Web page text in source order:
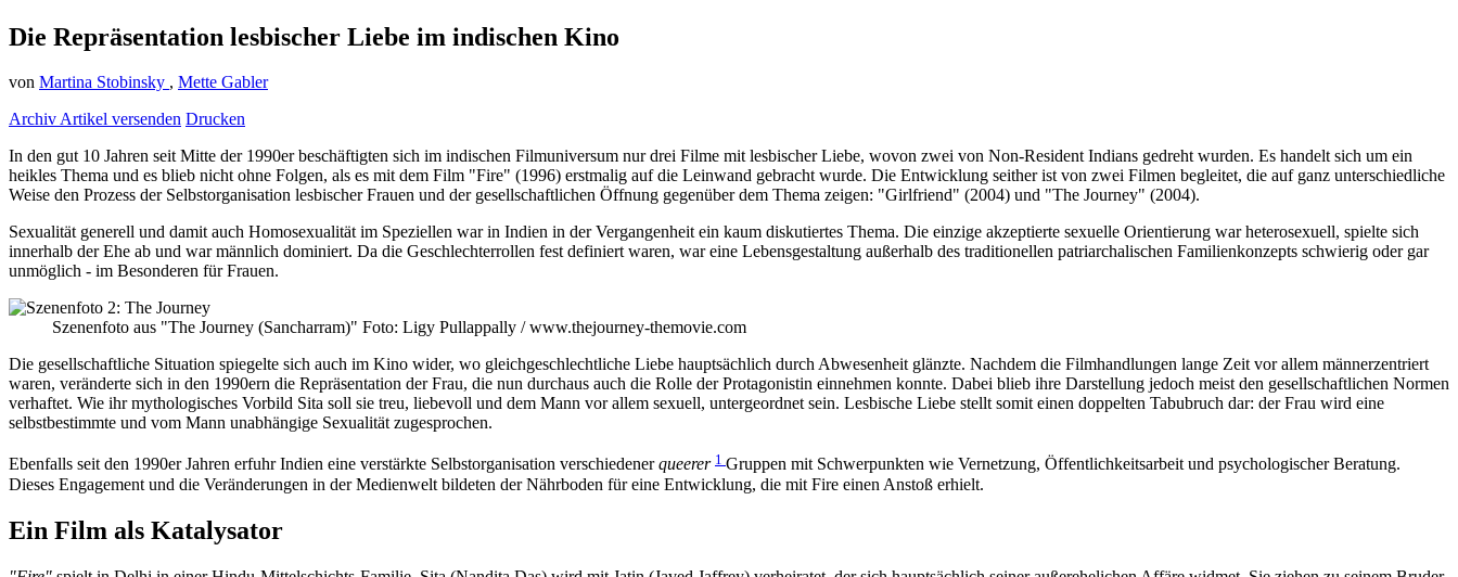
Die Repräsentation lesbischer Liebe im indischen Kino
von Martina Stobinsky , Mette Gabler
ArchivArtikel versenden Drucken
In den gut 10 Jahren seit Mitte der 1990er beschäftigten sich im indischen Filmuniversum nur drei Filme mit lesbischer Liebe, wovon zwei von Non-Resident Indians gedreht wurden. Es handelt sich um ein
heikles Thema und es blieb nicht ohne Folgen, als es mit dem Film "Fire" (1996) erstmalig auf die Leinwand gebracht wurde. Die Entwicklung seither ist von zwei Filmen begleitet, die auf ganz unterschiedliche
Weise den Prozess der Selbstorganisation lesbischer Frauen und der gesellschaftlichen Öffnung gegenüber dem Thema zeigen: "Girlfriend" (2004) und "The Journey" (2004).
Sexualität generell und damit auch Homosexualität im Speziellen war in Indien in der Vergangenheit ein kaum diskutiertes Thema. Die einzige akzeptierte sexuelle Orientierung war heterosexuell, spielte sich
innerhalb der Ehe ab und war männlich dominiert. Da die Geschlechterrollen fest definiert waren, war eine Lebensgestaltung außerhalb des traditionellen patriarchalischen Familienkonzepts schwierig oder gar
unmöglich - im Besonderen für Frauen.
Szenenfoto aus "The Journey (Sancharram)" Foto: Ligy Pullappally / www.thejourney-themovie.com
Die gesellschaftliche Situation spiegelte sich auch im Kino wider, wo gleichgeschlechtliche Liebe hauptsächlich durch Abwesenheit glänzte. Nachdem die Filmhandlungen lange Zeit vor allem männerzentriert
waren, veränderte sich in den 1990ern die Repräsentation der Frau, die nun durchaus auch die Rolle der Protagonistin einnehmen konnte. Dabei blieb ihre Darstellung jedoch meist den gesellschaftlichen Normen
verhaftet. Wie ihr mythologisches Vorbild Sita soll sie treu, liebevoll und dem Mann vor allem sexuell, untergeordnet sein. Lesbische Liebe stellt somit einen doppelten Tabubruch dar: der Frau wird eine
selbstbestimmte und vom Mann unabhängige Sexualität zugesprochen.
Ebenfalls seit den 1990er Jahren erfuhr Indien eine verstärkte Selbstorganisation verschiedenerqueerer 1 Gruppen mit Schwerpunkten wie Vernetzung, Öffentlichkeitsarbeit und psychologischer Beratung.
Dieses Engagement und die Veränderungen in der Medienwelt bildeten der Nährboden für eine Entwicklung, die mit Fire einen Anstoß erhielt.
Ein Film als Katalysator